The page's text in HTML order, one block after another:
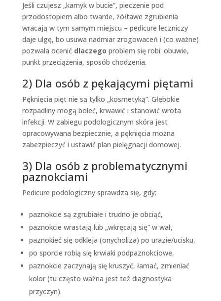
Jeśli czujesz „kamyk w bucie”, pieczenie pod
przodostopiem albo twarde, żółtawe zgrubienia
wracają w tym samym miejscu – pedicure leczniczy
daje ulgę, bo usuwa nadmiar zrogowaceń i (co ważne)
pozwala ocenić dlaczego problem się robi: obuwie,
punkt przeciążenia, sposób chodzenia.
2) Dla osób z pękającymi piętami
Pęknięcia pięt nie są tylko „kosmetyką”. Głębokie
rozpadliny mogą boleć, krwawić i stanowić wrota
infekcji. W zabiegu podologicznym skóra jest
opracowywana bezpiecznie, a pęknięcia można
zabezpieczyć i ustawić plan pielęgnacji domowej.
3) Dla osób z problematycznymi
paznokciami
Pedicure podologiczny sprawdza się, gdy:
paznokcie są zgrubiałe i trudno je obciąć,
paznokcie wrastają lub „wkręcają się” w wał,
paznokieć się odkleja (onycholiza) po urazie/ucisku,
po sporcie robią się krwiaki podpaznokciowe,
paznokcie zaczynają się kruszyć, łamać, zmieniać
kolor (tu często ważna jest też diagnostyka
przyczyn).